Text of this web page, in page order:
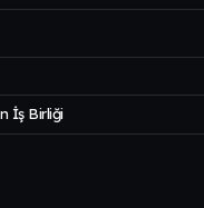
İş Birliği